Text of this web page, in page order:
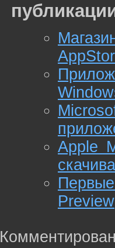
Apple
Preview